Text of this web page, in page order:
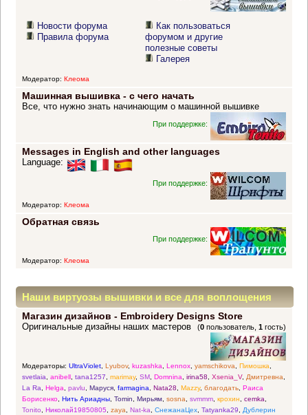
Новости форума
Правила форума
Как пользоваться
форумом и другие
полезные советы
Галерея
Модератор: Клеома
Машинная вышивка - с чего начать
Все, что нужно знать начинающим о машинной вышивке
При поддержке:
Messages in English and other languages
Language:
При поддержке:
Модератор: Клеома
Обратная связь
При поддержке:
Модератор: Клеома
Наши виртуозы вышивки и все для воплощения
прекрасных идей
Магазин дизайнов - Embroidery Designs Store
(0 пользователь,1 гость)
Оригинальные дизайны наших мастеров
Модераторы: UltraViolet, Lyubov, kuzashka, Lennox, yamschikova, Пимошка,
svetlaia, anibell, tana1257, marimay, SM, Domnina, irina58, Xsenia_V, Дмитревна,
La Ra, Helga, pavlu, Маруся, farmagina, Nata28, Mazzy, благодать, Раиса
Борисенко, Нить Ариадны, Tomin, Мирьям, sosna, svmmm, крохин, cemka,
Tonito, Николай19850805, zaya, Nat-ka, СнежанаЦех, Tatyanka29, Дублерин